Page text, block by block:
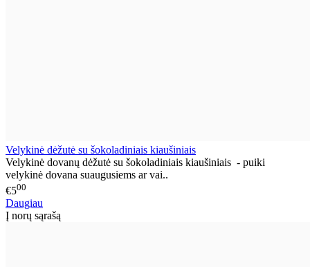
Velykinė dėžutė su šokoladiniais kiaušiniais
Velykinė dovanų dėžutė su šokoladiniais kiaušiniais - puiki
velykinė dovana suaugusiems ar vai..
€500
Daugiau
Į norų sąrašą